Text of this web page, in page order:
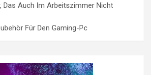
Das Auch Im Arbeitszimmer Nicht
Für Den Gaming-Pc